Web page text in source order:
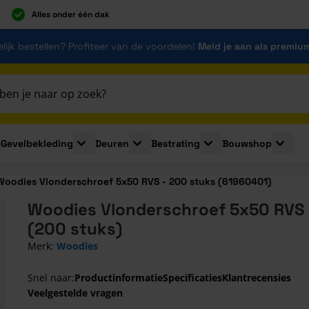
Alles onder één dak
bestellen? Profiteer van de voordelen! Meld je aan als
Plaatmaterialen
submenu for Isolatie
Gevelbekleding
Toggle submenu for Gevelbekleding
Deuren
Toggle submenu for Deuren
Bestrating
Toggle submenu for
Bouwshop
Vlonderschroef 5x50 RVS - 200 stuks (61960401)
Woodies Vlonderschroef 5x50 RVS
(200 stuks)
Merk: Woodies
Snel naar:ProductinformatieSpecificatiesKlantrecensies
Veelgestelde vragen